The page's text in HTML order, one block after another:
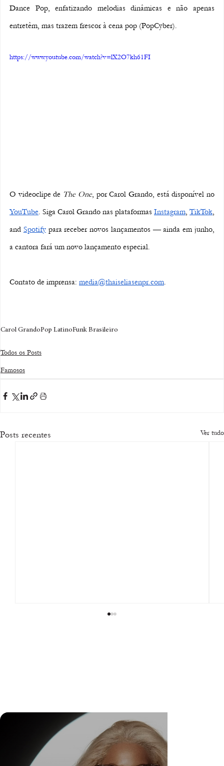
Dance Pop, enfatizando melodias dinâmicas e não apenas
entretêm, mas trazem frescor à cena pop (PopCyber).
https://www.youtube.com/watch?v=lX2O7kh61FI
O videoclipe de The One
YouTube. Siga Carol Grando nas plataformas Instagram, TikTok,
and Spotify para receber novos lançamentos — ainda em junho,
a cantora fará um novo lançamento especial.
Contato de imprensa: media@thaiseliasenpr.com.
Carol GrandoPop LatinoFunk Brasileiro
Todos os Posts
Famosos
Posts recentes Ver tudo
DR. FELIPE GASPARINI: A CIÊNCIA DE
SABER QUANDO TRANSFORMAR